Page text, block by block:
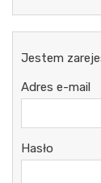
Jestem
Adres e-mail
Hasło